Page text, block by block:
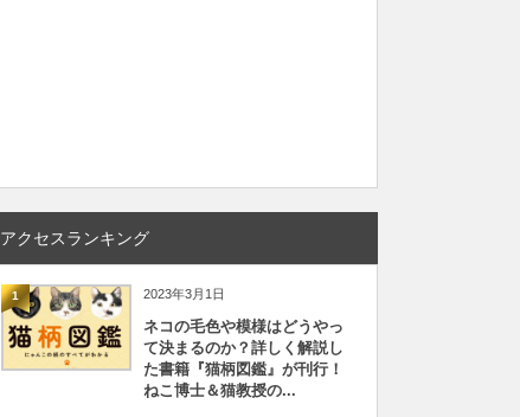
アクセスランキング
1 2023年3月1日
ネコの毛色や模様はどうやっ
て決まるのか？詳しく解説し
た書籍『猫柄図鑑』が刊行！
ねこ博士＆猫教授の...